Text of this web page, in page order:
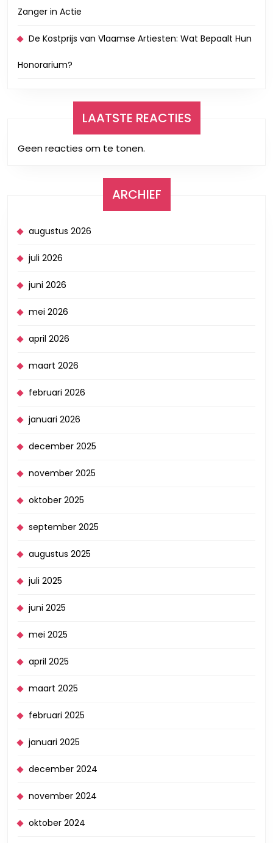
Zanger in Actie
De Kostprijs van Vlaamse Artiesten: Wat Bepaalt Hun
Honorarium?
LAATSTE REACTIES
Geen reacties om te tonen.
ARCHIEF
augustus 2026
juli 2026
juni 2026
mei 2026
april 2026
maart 2026
februari 2026
januari 2026
december 2025
november 2025
oktober 2025
september 2025
augustus 2025
juli 2025
juni 2025
mei 2025
april 2025
maart 2025
februari 2025
januari 2025
december 2024
november 2024
oktober 2024